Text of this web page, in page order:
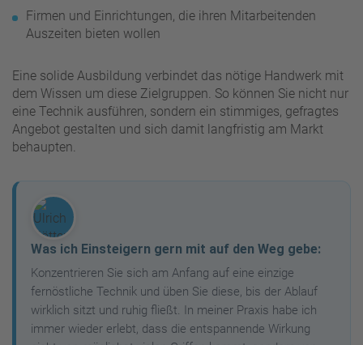
Firmen und Einrichtungen, die ihren Mitarbeitenden
Auszeiten bieten wollen
Eine solide Ausbildung verbindet das nötige Handwerk mit
dem Wissen um diese Zielgruppen. So können Sie nicht nur
eine Technik ausführen, sondern ein stimmiges, gefragtes
Angebot gestalten und sich damit langfristig am Markt
behaupten.
Was ich Einsteigern gern mit auf den Weg gebe:
Konzentrieren Sie sich am Anfang auf eine einzige
fernöstliche Technik und üben Sie diese, bis der Ablauf
wirklich sitzt und ruhig fließt. In meiner Praxis habe ich
immer wieder erlebt, dass die entspannende Wirkung